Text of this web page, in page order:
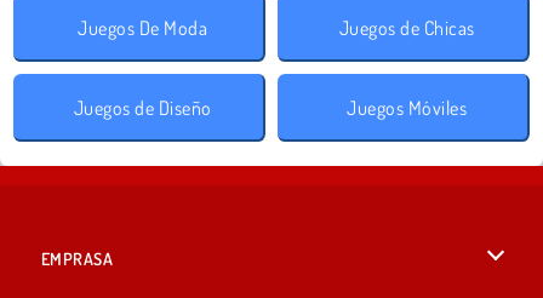
Juegos De Moda Juegos de Chicas
Juegos de Diseño Juegos Móviles
EMPRASA